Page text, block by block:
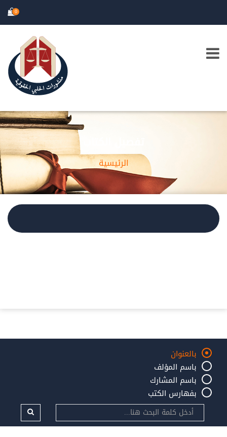
0
الرئيسية
بالعنوان
باسم المؤلف
باسم المشارك
بفهارس الكتب